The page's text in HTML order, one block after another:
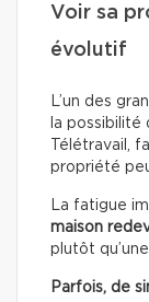
Voir sa
évolutif
L’un des
la possibilité
Télétravail,
propriété
La fatigue
maison
plutôt
Parfois, de